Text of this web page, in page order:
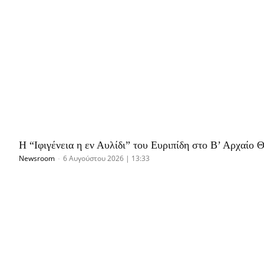
Η “Ιφιγένεια η εν Αυλίδι” του Ευριπίδη στο Β’ Αρχαίο
Newsroom - 6 Αυγούστου 2026 | 13:33